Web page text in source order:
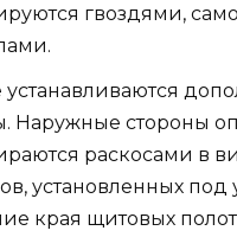
гвоздями,
устанавливаются
Наружные стороны
раскосами в
установленных под
края щитовых